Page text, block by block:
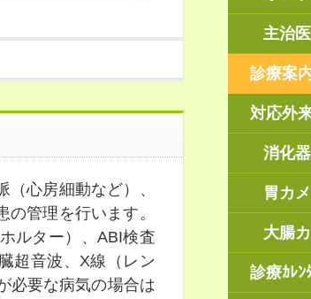
心房細動など）、
管理を行います。
ルター）、ABI検査
超音波、X線（レン
必要な病気の場合は
主治
診療案
対応外
消化
胃カ
大腸
診療ｶﾚﾝ